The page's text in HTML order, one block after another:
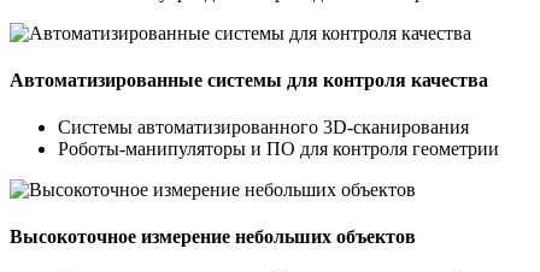
Автоматизированные системы для контроля качества
Системы автоматизированного 3D-сканирования
Роботы-манипуляторы и ПО для контроля геометрии
Высокоточное измерение небольших объектов